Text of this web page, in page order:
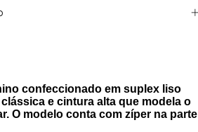
confeccionado em suplex liso
e cintura alta que modela o
O modelo conta com zíper na parte